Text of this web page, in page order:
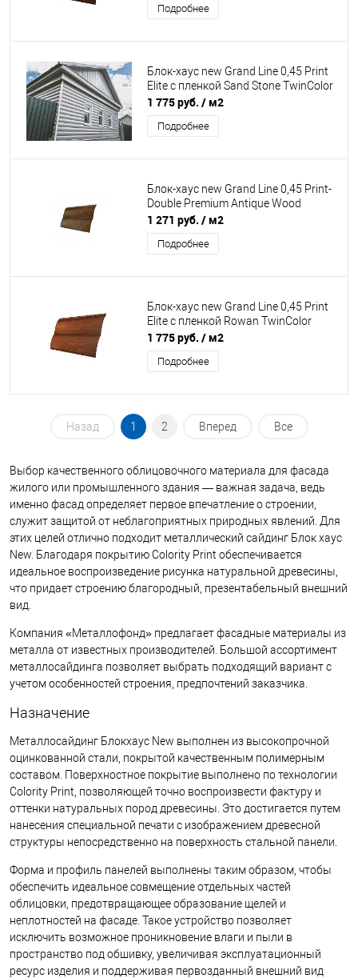
Подробнее
Блок-хаус new Grand Line 0,45 Print
Elite с пленкой Sand Stone TwinColor
1 775 руб. / м2
Подробнее
Блок-хаус new Grand Line 0,45 Print-
Double Premium Antique Wood
1 271 руб. / м2
Подробнее
Блок-хаус new Grand Line 0,45 Print
Elite с пленкой Rowan TwinColor
1 775 руб. / м2
Подробнее
Назад 1 2 Вперед Все
Выбор качественного облицовочного материала для фасада
жилого или промышленного здания — важная задача, ведь
именно фасад определяет первое впечатление о строении,
служит защитой от неблагоприятных природных явлений. Для
этих целей отлично подходит металлический сайдинг Блок хаус
New. Благодаря покрытию Colority Print обеспечивается
идеальное воспроизведение рисунка натуральной древесины,
что придает строению благородный, презентабельный внешний
вид.
Компания «Металлофонд» предлагает фасадные материалы из
металла от известных производителей. Большой ассортимент
металлосайдинга позволяет выбрать подходящий вариант с
учетом особенностей строения, предпочтений заказчика.
Назначение
Металлосайдинг Блокхаус New выполнен из высокопрочной
оцинкованной стали, покрытой качественным полимерным
составом. Поверхностное покрытие выполнено по технологии
Colority Print, позволяющей точно воспроизвести фактуру и
оттенки натуральных пород древесины. Это достигается путем
нанесения специальной печати с изображением древесной
структуры непосредственно на поверхность стальной панели.
Форма и профиль панелей выполнены таким образом, чтобы
обеспечить идеальное совмещение отдельных частей
облицовки, предотвращающее образование щелей и
неплотностей на фасаде. Такое устройство позволяет
исключить возможное проникновение влаги и пыли в
пространство под обшивку, увеличивая эксплуатационный
ресурс изделия и поддерживая первозданный внешний вид